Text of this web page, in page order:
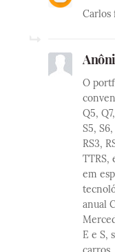
Carlos
O
Q5,
S5,
RS3,
TTRS,
em
anual
E e S,